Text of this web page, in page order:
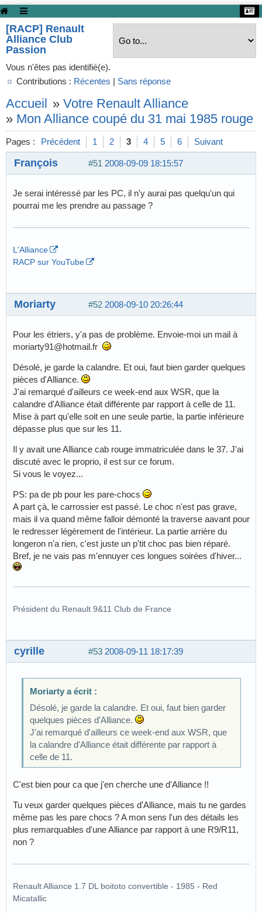
[RACP] Renault
Alliance Club
Passion
Vous n'êtes pas identifié(e).
Contributions : Récentes | Sans réponse
Accueil » Votre Renault Alliance
» Mon Alliance coupé du 31 mai 1985 rouge
Pages : Précédent 1 2 3 4 5 6 Suivant
#51 2008-09-09 18:15:57
François
Je serai intéressé par les PC, il n'y aurai pas quelqu'un qui
pourrai me les prendre au passage ?
L'Alliance
RACP sur YouTube
#52 2008-09-10 20:26:44
Moriarty
Pour les étriers, y'a pas de problème. Envoie-moi un mail à
moriarty91@hotmail.fr
Désolé, je garde la calandre. Et oui, faut bien garder quelques
pièces d'Alliance.
J'ai remarqué d'ailleurs ce week-end aux WSR, que la
calandre d'Alliance était différente par rapport à celle de 11.
Mise à part qu'elle soit en une seule partie, la partie inférieure
dépasse plus que sur les 11.
Il y avait une Alliance cab rouge immatriculée dans le 37. J'ai
discuté avec le proprio, il est sur ce forum.
Si vous le voyez...
PS: pa de pb pour les pare-chocs
A part çà, le carrossier est passé. Le choc n'est pas grave,
mais il va quand même falloir démonté la traverse aavant pour
le redresser légèrement de l'intérieur. La partie arrière du
longeron n'a rien, c'est juste un p'tit choc pas bien réparé.
Bref, je ne vais pas m'ennuyer ces longues soirées d'hiver...
Président du Renault 9&11 Club de France
#53 2008-09-11 18:17:39
cyrille
Moriarty a écrit :
Désolé, je garde la calandre. Et oui, faut bien garder
quelques pièces d'Alliance.
J'ai remarqué d'ailleurs ce week-end aux WSR, que
la calandre d'Alliance était différente par rapport à
celle de 11.
C'est bien pour ca que j'en cherche une d'Alliance !!
Tu veux garder quelques pièces d'Alliance, mais tu ne gardes
même pas les pare chocs ? A mon sens l'un des détails les
plus remarquables d'une Alliance par rapport à une R9/R11,
non ?
Renault Alliance 1.7 DL boitoto convertible - 1985 - Red
Micatallic